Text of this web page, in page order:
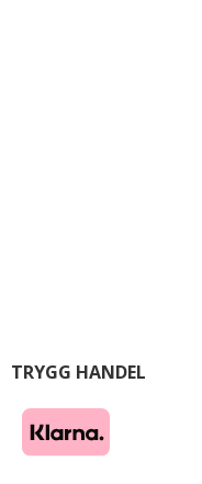
TRYGG HANDEL